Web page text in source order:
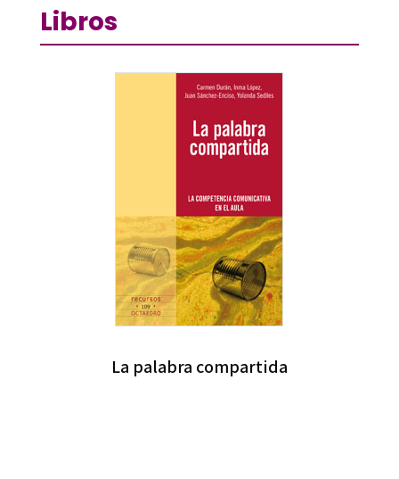
Libros
La palabra compartida